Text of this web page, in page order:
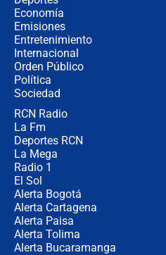
Economía
Emisiones
Entretenimiento
Internacional
Orden Público
Política
Sociedad
RCN Radio
La Fm
Deportes RCN
La Mega
Radio 1
El Sol
Alerta Bogotá
Alerta Cartagena
Alerta Paisa
Alerta Tolima
Alerta Bucaramanga